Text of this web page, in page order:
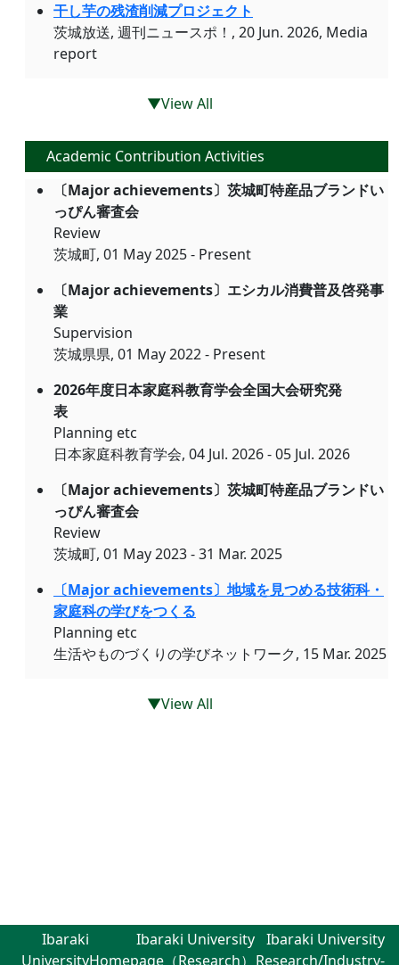
干し芋の残渣削減プロジェクト
茨城放送, 週刊ニュースポ！, 20 Jun. 2026, Media
report
▼View All
Academic Contribution Activities
〔Major achievements〕茨城町特産品ブランドい
っぴん審査会
Review
茨城町, 01 May 2025 - Present
〔Major achievements〕エシカル消費普及啓発事
業
Supervision
茨城県県, 01 May 2022 - Present
2026年度日本家庭科教育学会全国大会研究発
表
Planning etc
日本家庭科教育学会, 04 Jul. 2026 - 05 Jul. 2026
〔Major achievements〕茨城町特産品ブランドい
っぴん審査会
Review
茨城町, 01 May 2023 - 31 Mar. 2025
〔Major achievements〕地域を見つめる技術科・
家庭科の学びをつくる
Planning etc
生活やものづくりの学びネットワーク, 15 Mar. 2025
▼View All
Ibaraki
University
Ibaraki University
Homepage（Research）
Ibaraki University
Research/Industry-